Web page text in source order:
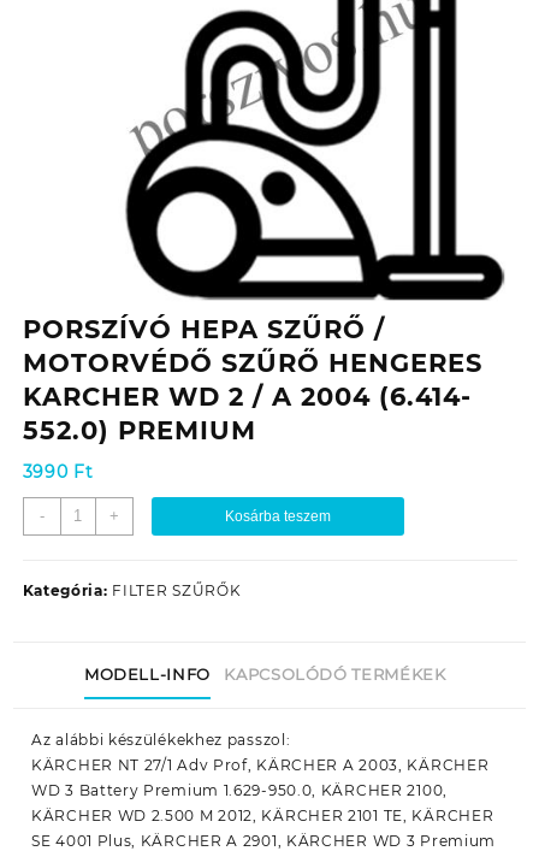
PORSZÍVÓ HEPA SZŰRŐ /
MOTORVÉDŐ SZŰRŐ HENGERES
KARCHER WD 2 / A 2004 (6.414-
552.0) PREMIUM
3990 Ft
-
PORSZÍVÓ
HEPA
/
KARCHER
2
/
A
2004
(6.414-
+ Kosárba teszem
Kategória: FILTER SZŰRŐK
MODELL-INFO KAPCSOLÓDÓ TERMÉKEK
Az alábbi készülékekhez passzol:
KÄRCHER NT 27/1 Adv Prof, KÄRCHER A 2003, KÄRCHER
WD 3 Battery Premium 1.629-950.0, KÄRCHER 2100,
KÄRCHER WD 2.500 M 2012, KÄRCHER 2101 TE, KÄRCHER
SE 4001 Plus, KÄRCHER A 2901, KÄRCHER WD 3 Premium